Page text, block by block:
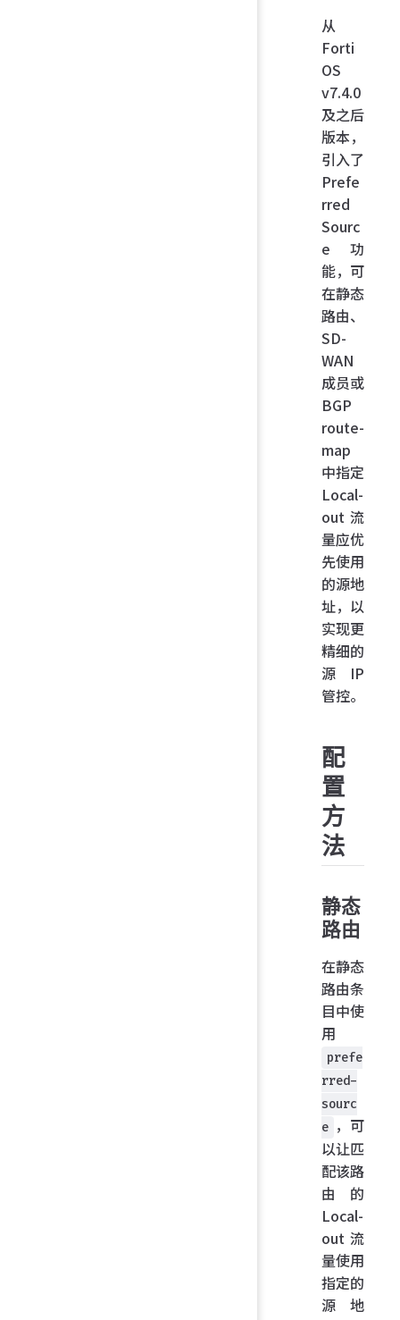
从
Forti
OS
v7.4.0
及之后
版本，
引入了
Prefe
rred
Sourc
e 功
能，可
在静态
路由、
SD-
WAN
成员或
BGP
route-
map
中指定
Local-
out 流
量应优
先使用
的源地
址，以
实现更
精细的
源 IP
管控。
配
置
方
法
静态
路由
在静态
路由条
目中使
用
prefe
rred-
sourc
e ，可
以让匹
配该路
由的
Local-
out 流
量使用
指定的
源地